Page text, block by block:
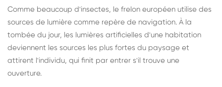
Comme beaucoup d'insectes, le frelon européen utilise des
sources de lumière comme repère de navigation. À la
tombée du jour, les lumières artificielles d'une habitation
deviennent les sources les plus fortes du paysage et
attirent l'individu, qui finit par entrer s'il trouve une
ouverture.